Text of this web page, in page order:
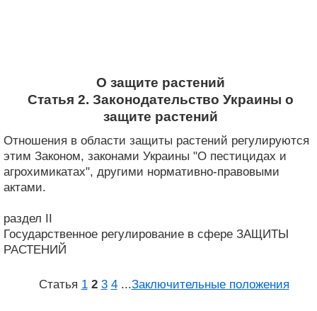
О защите растений
Статья 2. Законодательство Украины о
защите растений
Отношения в области защиты растений регулируются
этим Законом, законами Украины "О пестицидах и
агрохимикатах", другими нормативно-правовыми
актами.
раздел II
Государственное регулирование в сфере ЗАЩИТЫ
РАСТЕНИЙ
Статья 1 2 3 4 ...Заключительные положения